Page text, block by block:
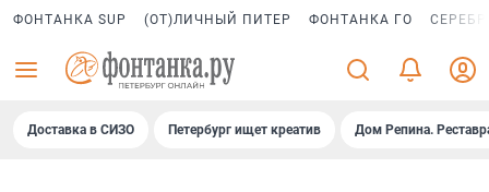
ФОНТАНКА SUP (ОТ)ЛИЧНЫЙ ПИТЕР ФОНТАНКА ГО
Доставка в СИЗО Петербург ищет креатив Дом Репина.